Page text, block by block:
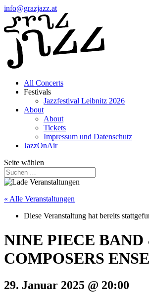
info@grazjazz.at
All Concerts
Festivals
Jazzfestival Leibnitz 2026
About
About
Tickets
Impressum und Datenschutz
JazzOnAir
Seite wählen
« Alle Veranstaltungen
Diese Veranstaltung hat bereits
NINE PIECE BAND
COMPOSERS
29. Januar 2025 @ 20:00